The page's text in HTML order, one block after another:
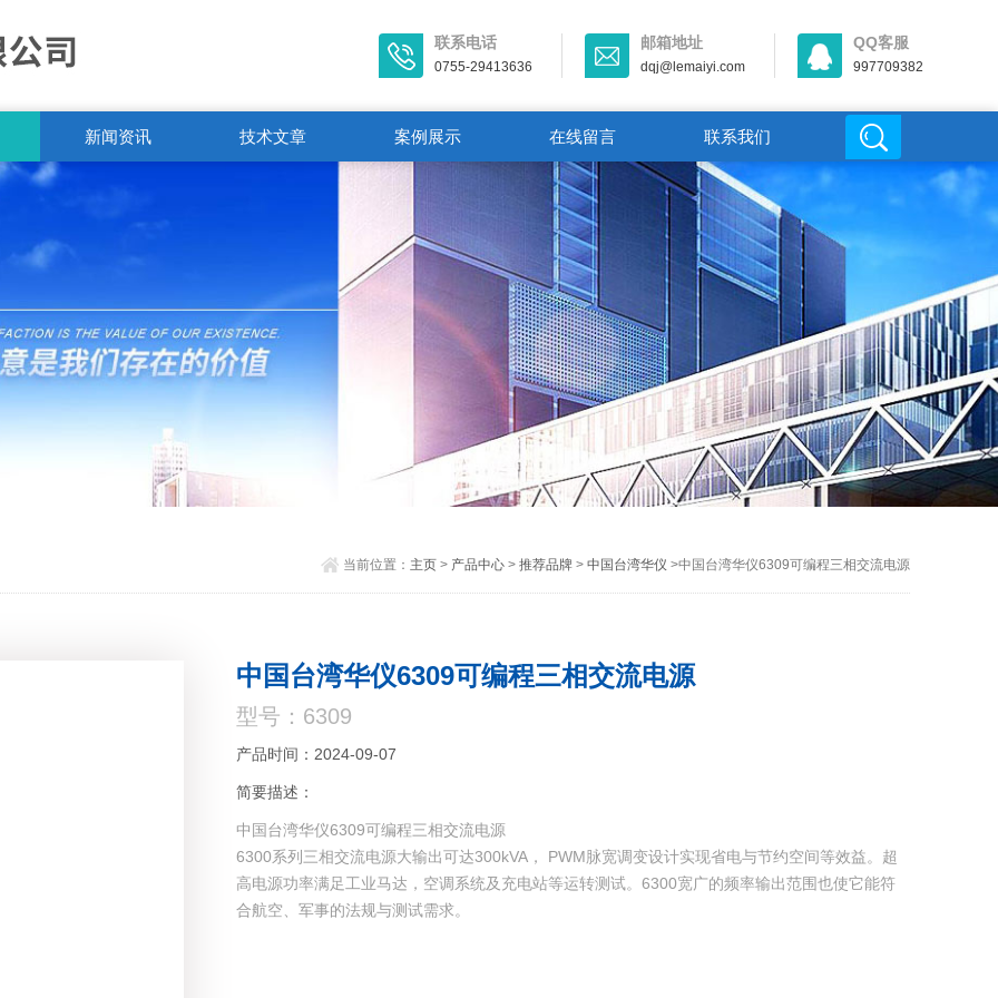
联系电话
0755-29413636
邮箱地址
dqj@lemaiyi.com
QQ客服
997709382
新闻资讯 技术文章 案例展示 在线留言 联系我们
当前位置： 主页> 产品中心> 推荐品牌> 中国台湾华仪 >中国台湾华仪6309可编程三相交流电源
中国台湾华仪6309可编程三相交流电源
型号：6309
产品时间：2024-09-07
简要描述：
中国台湾华仪6309可编程三相交流电源
6300系列三相交流电源大输出可达300kVA， PWM脉宽调变设计实现省电与节约空间等效益。超
高电源功率满足工业马达，空调系统及充电站等运转测试。6300宽广的频率输出范围也使它能符
合航空、军事的法规与测试需求。